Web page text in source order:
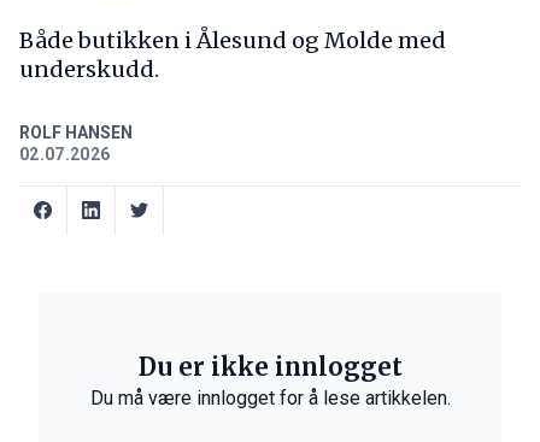
Både butikken i Ålesund og Molde med
underskudd.
ROLF HANSEN
02.07.2026
Du er ikke innlogget
Du må være innlogget for å lese artikkelen.